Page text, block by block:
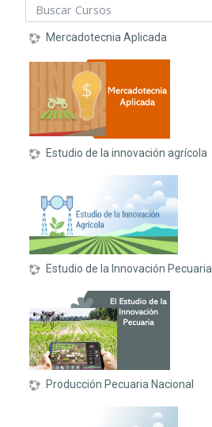
Cursos
Mercadotecnia Aplicada
Estudio de la innovación agrícola
Estudio de la Innovación Pecuaria
Producción Pecuaria Nacional